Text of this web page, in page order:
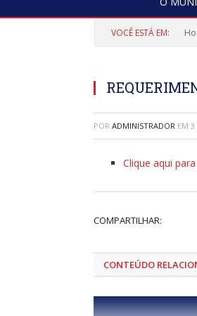
VOCÊ ESTÁ EM:
POR ADMINISTRADOR EM 3
Clique aqui
COMPARTILHAR:
CONTEÚDO